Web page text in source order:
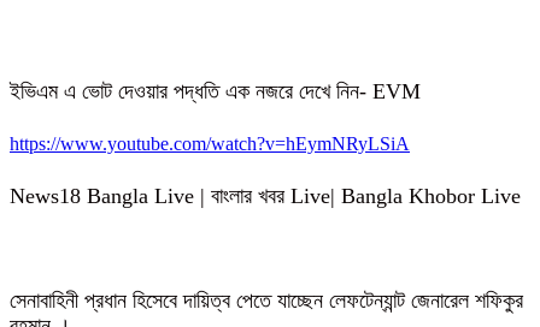
ইভিএম এ ভোট দেওয়ার পদ্ধতি এক নজরে দেখে নিন- EVM
https://www.youtube.com/watch?v=hEymNRyLSiA
News18 Bangla Live | বাংলার খবর Live| Bangla Khobor Live
সেনাবাহিনী প্রধান হিসেবে দায়িত্ব পেতে যাচ্ছেন লেফটেন্যান্ট জেনারেল শফিকুর